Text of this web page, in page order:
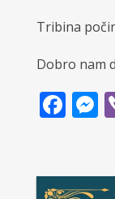
Tribina
Dobro nam